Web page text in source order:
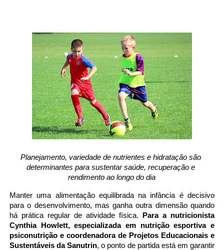
Planejamento, variedade de nutrientes e hidratação são
determinantes para sustentar saúde, recuperação e
rendimento ao longo do dia
Manter uma alimentação equilibrada na infância é decisivo
para o desenvolvimento, mas ganha outra dimensão quando
há prática regular de atividade física.
Para a nutricionista
Cynthia Howlett, especializada em nutrição esportiva e
psiconutrição e coordenadora de Projetos Educacionais e
Sustentáveis da Sanutrin, o ponto de partida está em garantir